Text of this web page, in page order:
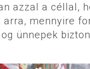
azzal a céllal,
mennyire
ünnepek